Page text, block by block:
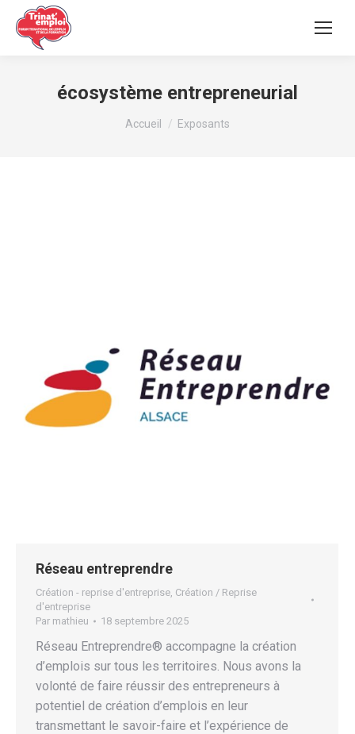
écosystème entrepreneurial
Vous êtes ici :
Accueil Exposants
Réseau entreprendre
Création - reprise d'entreprise, Création / Reprise
d'entreprise
Par mathieu 18 septembre 2025
Réseau Entreprendre® accompagne la création
d’emplois sur tous les territoires. Nous avons la
volonté de faire réussir des entrepreneurs à
potentiel de création d’emplois en leur
transmettant le savoir-faire et l’expérience de